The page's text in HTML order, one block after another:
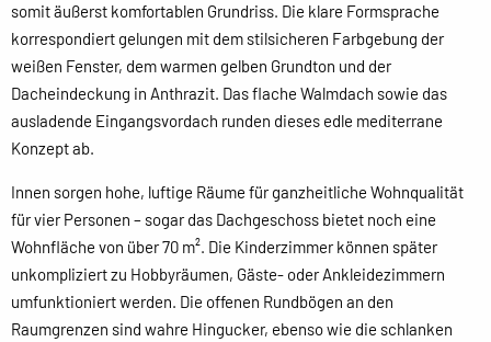
somit äußerst komfortablen Grundriss. Die klare Formsprache
korrespondiert gelungen mit dem stilsicheren Farbgebung der
weißen Fenster, dem warmen gelben Grundton und der
Dacheindeckung in Anthrazit. Das flache Walmdach sowie das
ausladende Eingangsvordach runden dieses edle mediterrane
Konzept ab.
Innen sorgen hohe, luftige Räume für ganzheitliche Wohnqualität
für vier Personen – sogar das Dachgeschoss bietet noch eine
Wohnfläche von über 70 m². Die Kinderzimmer können später
unkompliziert zu Hobbyräumen, Gäste- oder Ankleidezimmern
umfunktioniert werden. Die offenen Rundbögen an den
Raumgrenzen sind wahre Hingucker, ebenso wie die schlanken